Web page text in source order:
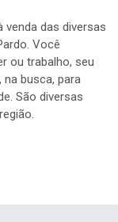
das diversas
Você
ou trabalho, seu
busca, para
São diversas